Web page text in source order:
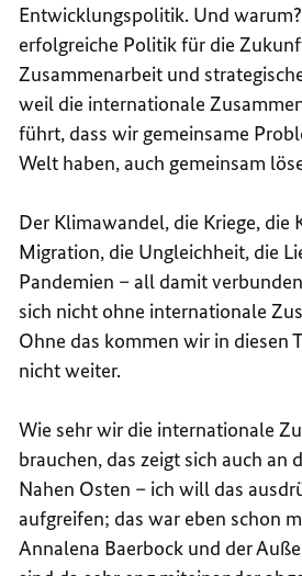
Entwicklungspolitik. Und
erfolgreiche Politik für die
Zusammenarbeit und
weil die internationale
führt, dass wir gemeinsame
Welt haben, auch gemeinsam
Der Klimawandel, die Kriege, die
Migration, die Ungleichheit, die
Pandemien – all damit
sich nicht ohne internationale
Ohne das kommen wir in diesen
nicht weiter.
Wie sehr wir die internationale
brauchen, das zeigt sich auch an
Nahen Osten – ich will das
aufgreifen; das war eben schon
Annalena Baerbock und der